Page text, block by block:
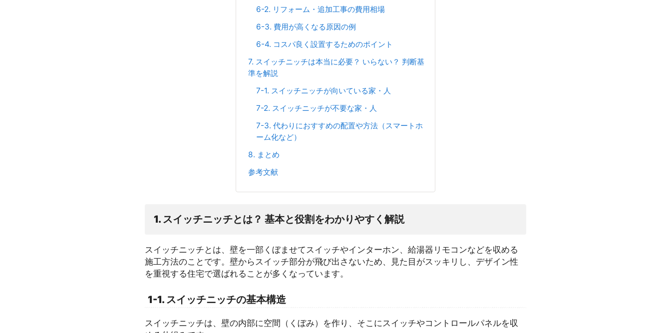
6-2. リフォーム・追加工事の費用相場
6-3. 費用が高くなる原因の例
6-4. コスパ良く設置するためのポイント
7. スイッチニッチは本当に必要？ いらない？ 判断基
準を解説
7-1. スイッチニッチが向いている家・人
7-2. スイッチニッチが不要な家・人
7-3. 代わりにおすすめの配置や方法（スマートホ
ーム化など）
8. まとめ
参考文献
1. スイッチニッチとは？ 基本と役割をわかりやすく解説
スイッチニッチとは、壁を一部くぼませてスイッチやインターホン、給湯器リモコンなどを収める
施工方法のことです。壁からスイッチ部分が飛び出さないため、見た目がスッキリし、デザイン性
を重視する住宅で選ばれることが多くなっています。
1-1. スイッチニッチの基本構造
スイッチニッチは、壁の内部に空間（くぼみ）を作り、そこにスイッチやコントロールパネルを収